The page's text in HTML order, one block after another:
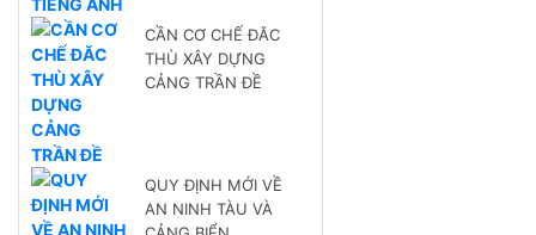
CẦN CƠ CHẾ ĐĂC
THÙ XÂY DỰNG
CẢNG TRẦN ĐỀ
QUY ĐỊNH MỚI VỀ
AN NINH TÀU VÀ